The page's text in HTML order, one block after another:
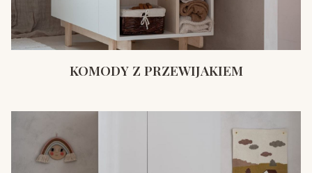
KOMODY Z PRZEWIJAKIEM